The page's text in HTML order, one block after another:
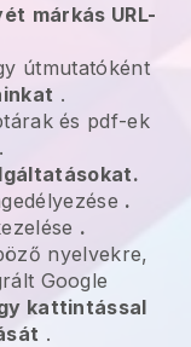
márkás URL-
útmutatóként
.
és pdf-ek
.
.
nyelvekre,
Google
kattintással
.